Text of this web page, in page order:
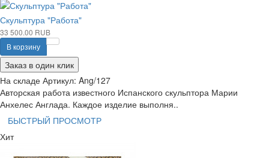
Скульптура "Работа"
33 500.00 RUB
В корзину
Заказ в один клик
На складе Артикул: Ang/127
Авторская работа известного Испанского скульптора Марии
Анхелес Англада. Каждое изделие выполня..
БЫСТРЫЙ ПРОСМОТР
Хит